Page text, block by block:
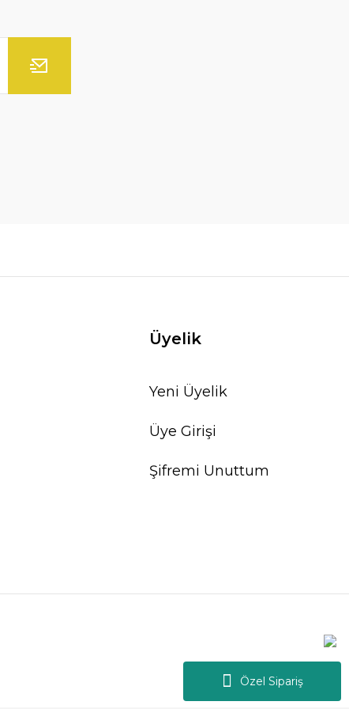
Özel Sipariş
Üyelik
Yeni Üyelik
Üye Girişi
Şifremi Unuttum